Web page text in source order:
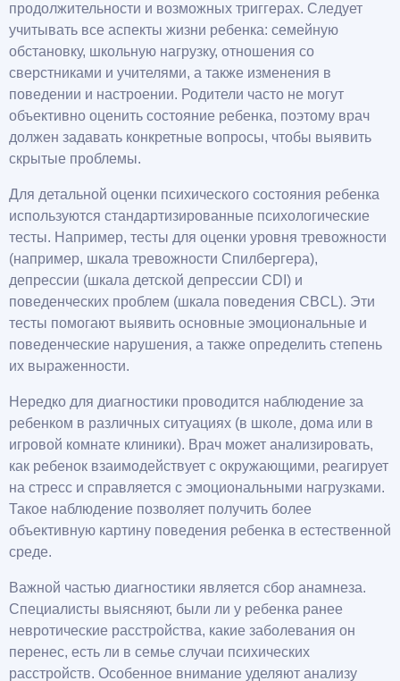
продолжительности и возможных триггерах. Следует
учитывать все аспекты жизни ребенка: семейную
обстановку, школьную нагрузку, отношения со
сверстниками и учителями, а также изменения в
поведении и настроении. Родители часто не могут
объективно оценить состояние ребенка, поэтому врач
должен задавать конкретные вопросы, чтобы выявить
скрытые проблемы.
Для детальной оценки психического состояния ребенка
используются стандартизированные психологические
тесты. Например, тесты для оценки уровня тревожности
(например, шкала тревожности Спилбергера),
депрессии (шкала детской депрессии CDI) и
поведенческих проблем (шкала поведения CBCL). Эти
тесты помогают выявить основные эмоциональные и
поведенческие нарушения, а также определить степень
их выраженности.
Нередко для диагностики проводится наблюдение за
ребенком в различных ситуациях (в школе, дома или в
игровой комнате клиники). Врач может анализировать,
как ребенок взаимодействует с окружающими, реагирует
на стресс и справляется с эмоциональными нагрузками.
Такое наблюдение позволяет получить более
объективную картину поведения ребенка в естественной
среде.
Важной частью диагностики является сбор анамнеза.
Специалисты выясняют, были ли у ребенка ранее
невротические расстройства, какие заболевания он
перенес, есть ли в семье случаи психических
расстройств. Особенное внимание уделяют анализу